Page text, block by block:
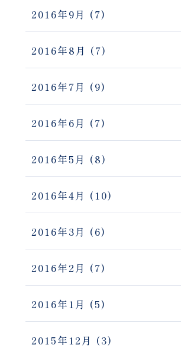
2016年9月 (7)
2016年8月 (7)
2016年7月 (9)
2016年6月 (7)
2016年5月 (8)
2016年4月 (10)
2016年3月 (6)
2016年2月 (7)
2016年1月 (5)
2015年12月 (3)